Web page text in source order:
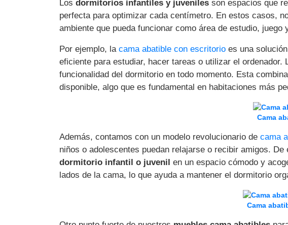
Los dormitorios infantiles y juveniles son espacios que
perfecta para optimizar cada centímetro. En estos casos,
ambiente que pueda funcionar como área de estudio, juego
Por ejemplo, la cama abatible con escritorio es una
eficiente para estudiar, hacer tareas o utilizar el
funcionalidad del dormitorio en todo momento. Esta
disponible, algo que es fundamental en habitaciones más
Cama
Además, contamos con un modelo revolucionario de cama
niños o adolescentes puedan relajarse o recibir amigos.
dormitorio infantil o juvenil en un espacio cómodo y
lados de la cama, lo que ayuda a mantener el dormitorio
Cama